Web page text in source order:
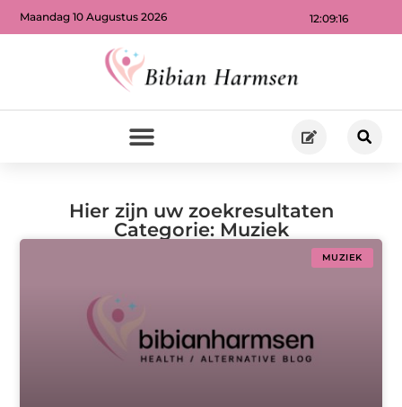
12:09:16
Maandag 10 Augustus 2026
Hier zijn uw zoekresultaten
Categorie: Muziek
MUZIEK